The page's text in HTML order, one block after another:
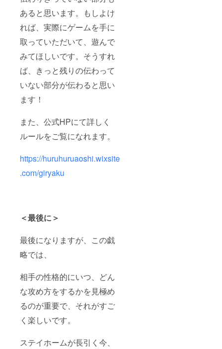
あると思います。もしよけ
れば、実際にゲームを手に
取っていただいて、遊んで
みてほしいです。そうすれ
ば、きっと残りの伝わって
いない部分が伝わると思い
ます！
また、公式HPにて詳しく
ルールをご覧になれます。
https://huruhuruaoshi.wixsite
.com/giryaku
＜最後に＞
最後になりますが、この戯
略では、
相手の性格的にいつ、どん
な攻め方をするかを見極め
るのが重要で、それがすご
く楽しいです。
ステイホームが長引く今、